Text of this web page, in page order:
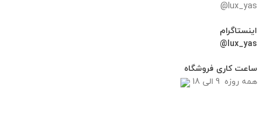
lux_yas@
اینستاگرام
lux_yas@
ساعت کاری فروشگاه
همه روزه 9 الی 18